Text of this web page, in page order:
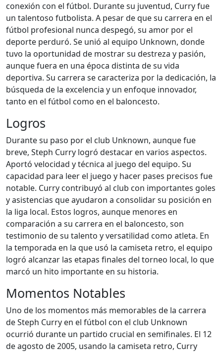
conexión con el fútbol. Durante su juventud, Curry fue
un talentoso futbolista. A pesar de que su carrera en el
fútbol profesional nunca despegó, su amor por el
deporte perduró. Se unió al equipo Unknown, donde
tuvo la oportunidad de mostrar su destreza y pasión,
aunque fuera en una época distinta de su vida
deportiva. Su carrera se caracteriza por la dedicación, la
búsqueda de la excelencia y un enfoque innovador,
tanto en el fútbol como en el baloncesto.
Logros
Durante su paso por el club Unknown, aunque fue
breve, Steph Curry logró destacar en varios aspectos.
Aportó velocidad y técnica al juego del equipo. Su
capacidad para leer el juego y hacer pases precisos fue
notable. Curry contribuyó al club con importantes goles
y asistencias que ayudaron a consolidar su posición en
la liga local. Estos logros, aunque menores en
comparación a su carrera en el baloncesto, son
testimonio de su talento y versatilidad como atleta. En
la temporada en la que usó la camiseta retro, el equipo
logró alcanzar las etapas finales del torneo local, lo que
marcó un hito importante en su historia.
Momentos Notables
Uno de los momentos más memorables de la carrera
de Steph Curry en el fútbol con el club Unknown
ocurrió durante un partido crucial en semifinales. El 12
de agosto de 2005, usando la camiseta retro, Curry